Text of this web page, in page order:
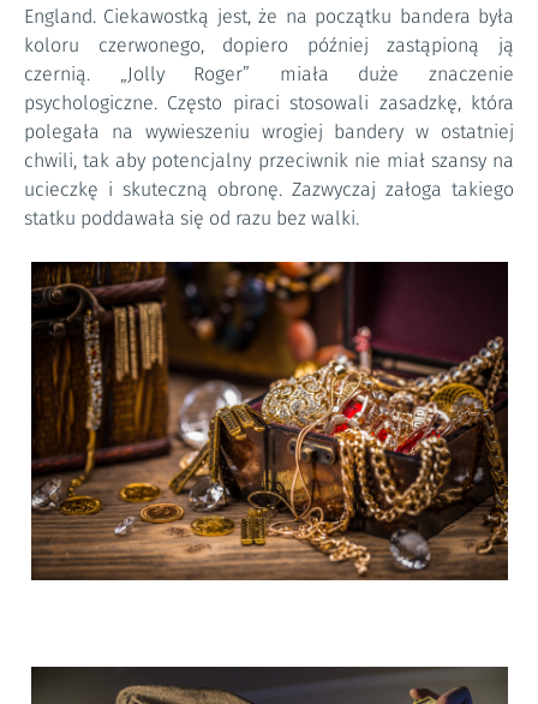
England. Ciekawostką jest, że na początku bandera była
koloru czerwonego, dopiero później zastąpioną ją
czernią. „Jolly Roger” miała duże znaczenie
psychologiczne. Często piraci stosowali zasadzkę, która
polegała na wywieszeniu wrogiej bandery w ostatniej
chwili, tak aby potencjalny przeciwnik nie miał szansy na
ucieczkę i skuteczną obronę. Zazwyczaj załoga takiego
statku poddawała się od razu bez walki.